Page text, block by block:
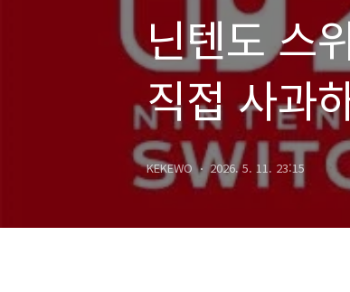
닌텐도 스
직접 사과
강화 약속
KEKEWO 2026. 5. 11. 23:15